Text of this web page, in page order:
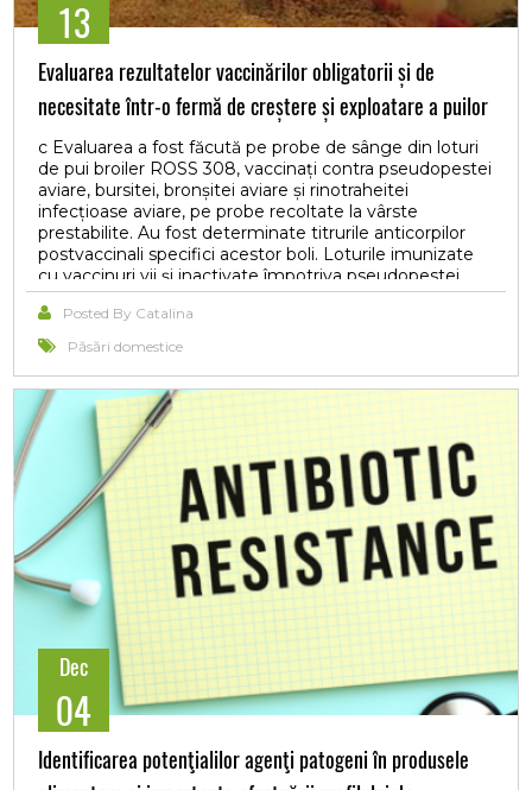
13
Evaluarea rezultatelor vaccinărilor obligatorii și de
necesitate într-o fermă de creștere și exploatare a puilor
de carne
c Evaluarea a fost făcută pe probe de sânge din loturi
de pui broiler ROSS 308, vaccinați contra pseudopestei
aviare, bursitei, bronșitei aviare și rinotraheitei
infecțioase aviare, pe probe recoltate la vârste
prestabilite. Au fost determinate titrurile anticorpilor
postvaccinali specifici acestor boli. Loturile imunizate
cu vaccinuri vii și inactivate împotriva pseudopestei
aviare, bursitei infecțioase, bronșitei infecțioase și
rinotraheitei aviare au prezentat la vârsta de 36 de zile
valori protective. Aceste rezultate confirmă efectul
de carne în controlul bolilor infecțioase la această
categorie zootehnică.
Posted By Catalina
Păsări domestice
Dec
04
Identificarea potenţialilor agenţi patogeni în produsele